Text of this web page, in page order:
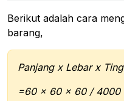
Berikut adalah cara
barang,
Panjang x Lebar x
=60 x 60 x 60 / 4000